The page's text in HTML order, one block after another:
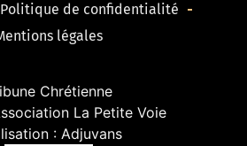
Politique de confidentialité
légales
Chrétienne
La Petite Voie
: Adjuvans